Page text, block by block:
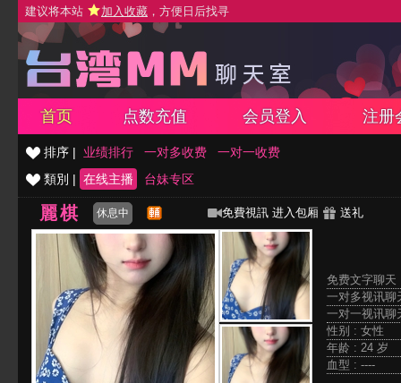
建议将本站 加入收藏 ，方便日后找寻
首页 点数充值 会员登入 注册
排序 | 业绩排行 一对多收费
一对一收费
類別 | 在线主播 台妹专区
麗棋 休息中 免費視訊 进入包厢 送礼
免费文字聊
一对多视讯
一对一视讯
性别 : 女性
年龄 : 24 岁
血型 : ----